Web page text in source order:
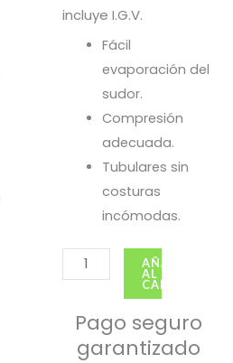
incluye I.G.V.
Fácil
evaporación del
sudor.
Compresión
adecuada.
Tubulares sin
costuras
incómodas.
Mangas
largas
cantidad
AÑADIR
AL
CARRITO
Pago seguro
garantizado